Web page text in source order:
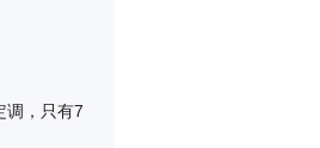
调，只有7